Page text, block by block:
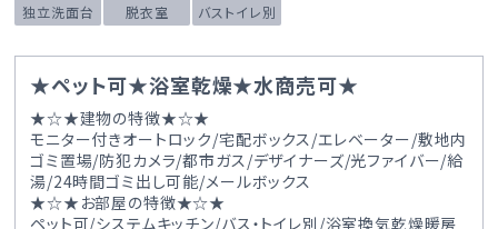
独立洗面台
脱衣室 バストイレ別
★ペット可★浴室乾燥★水商売可★
★☆★建物の特徴★☆★
モニター付きオートロック/宅配ボックス/エレベーター/敷地内
ゴミ置場/防犯カメラ/都市ガス/デザイナーズ/光ファイバー/給
湯/24時間ゴミ出し可能/メールボックス
★☆★お部屋の特徴★☆★
ペット可/システムキッチン/バス・トイレ別/浴室換気乾燥暖房